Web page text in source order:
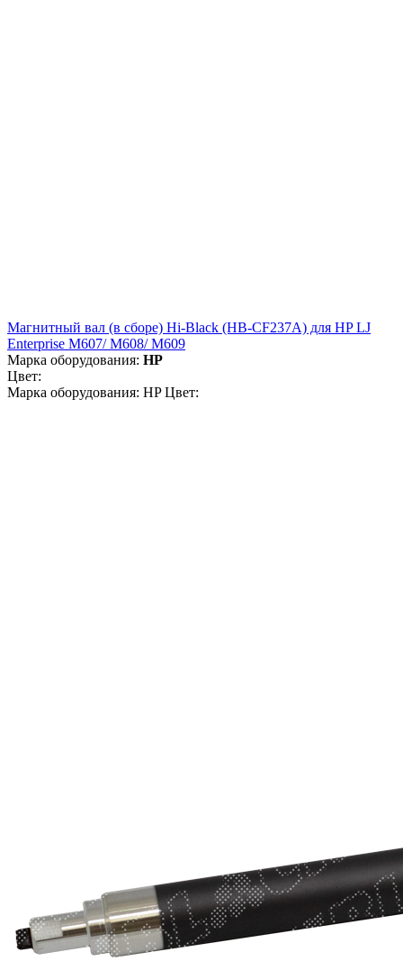
Магнитный вал (в сборе) Hi-Black (HB-CF237A) для HP LJ
Enterprise M607/ M608/ M609
Марка оборудования: HP
Цвет:
Марка оборудования: HP Цвет: